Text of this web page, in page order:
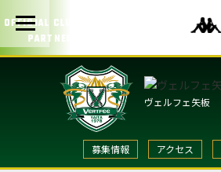
OFFICIAL CLUB
PARTNERS
ヴェルフェ矢板
募集情報 アクセス